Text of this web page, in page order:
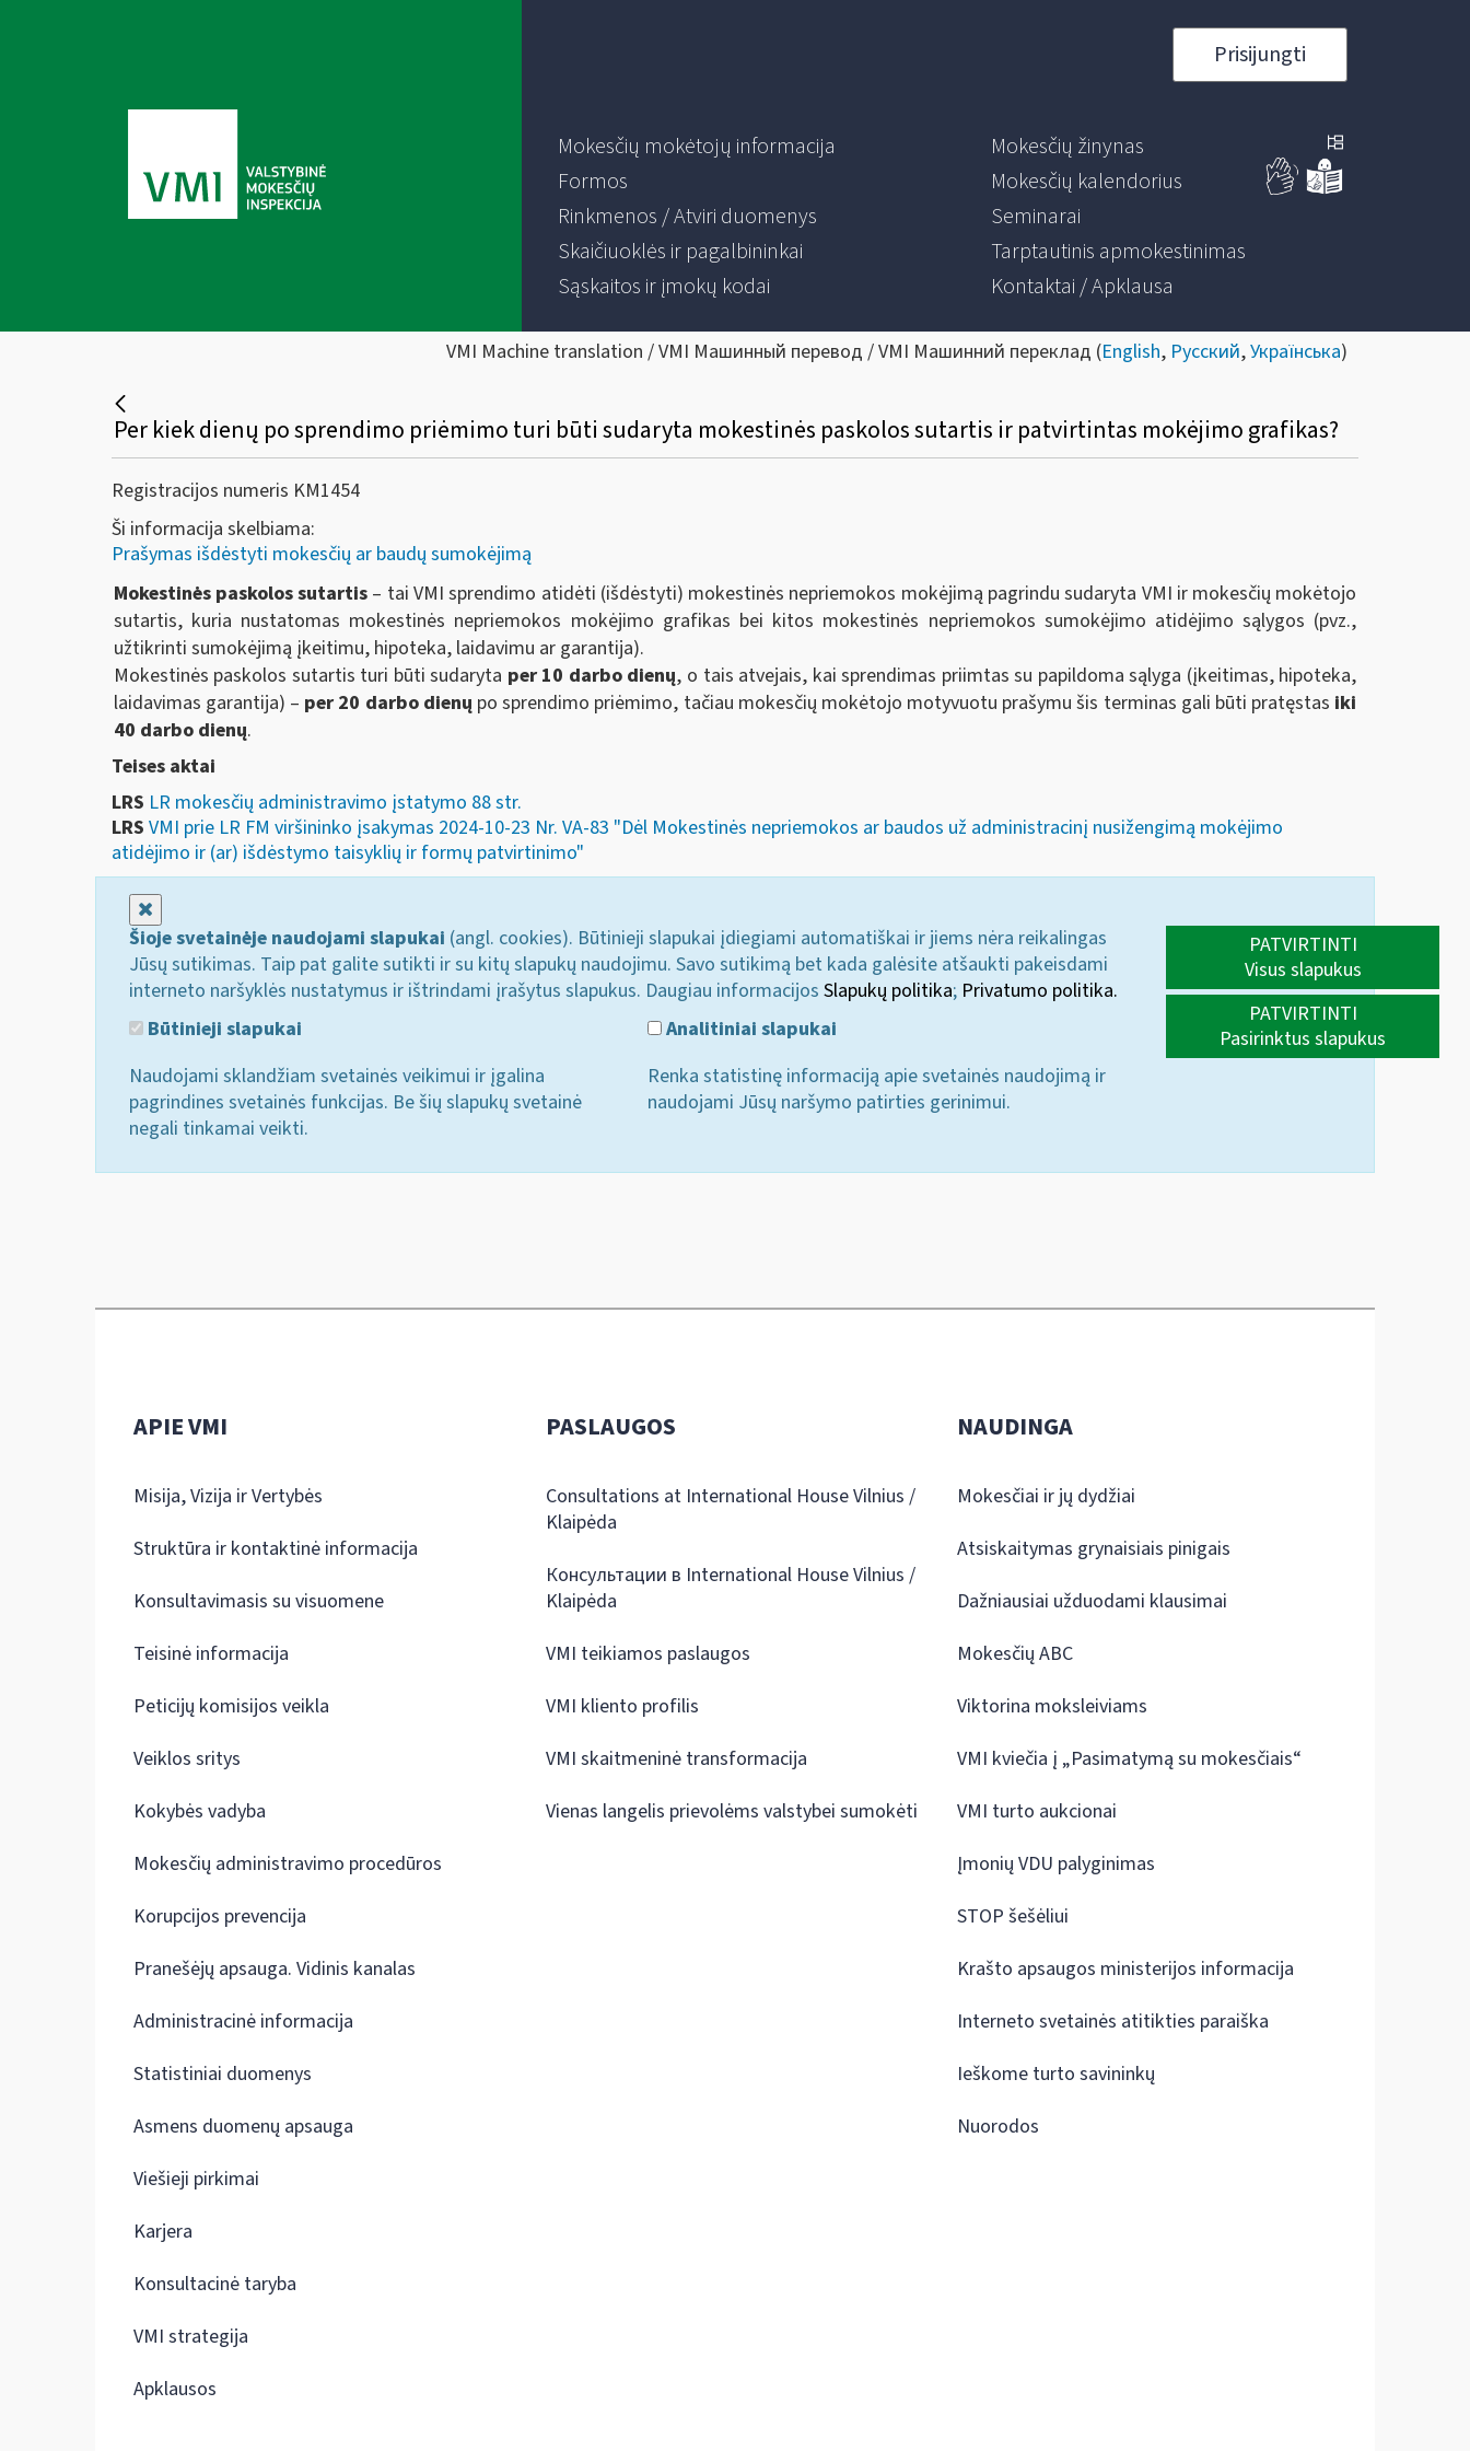
Prisijungti
Mokesčių mokėtojų informacija
Formos
Rinkmenos / Atviri duomenys
Skaičiuoklės ir pagalbininkai
Sąskaitos ir įmokų kodai
Mokesčių žinynas
Mokesčių kalendorius
Seminarai
Tarptautinis apmokestinimas
Kontaktai / Apklausa
VMI Machine translation / VMI Машинный перевод / VMI Машинний переклад (English, Русский,Українська)
Per kiek dienų po sprendimo priėmimo turi būti sudaryta mokestinės paskolos sutartis ir patvirtintas mokėjimo grafikas?
Registracijos numeris KM1454
Ši informacija skelbiama:
Prašymas išdėstyti mokesčių ar baudų sumokėjimą
Mokestinės paskolos sutartis – tai VMI sprendimo atidėti (išdėstyti) mokestinės nepriemokos mokėjimą pagrindu sudaryta VMI ir mokesčių mokėtojo
sutartis, kuria nustatomas mokestinės nepriemokos mokėjimo grafikas bei kitos mokestinės nepriemokos sumokėjimo atidėjimo sąlygos (pvz.,
užtikrinti sumokėjimą įkeitimu, hipoteka, laidavimu ar garantija).
Mokestinės paskolos sutartis turi būti sudaryta per 10 darbo dienų, o tais atvejais, kai sprendimas priimtas su papildoma sąlyga (įkeitimas, hipoteka,
laidavimas garantija) – per 20 darbo dienų po sprendimo priėmimo, tačiau mokesčių mokėtojo motyvuotu prašymu šis terminas gali būti pratęstas iki
40 darbo dienų.
Teises aktai
LRS LR mokesčių administravimo įstatymo 88 str.
LRS VMI prie LR FM viršininko įsakymas 2024-10-23 Nr. VA-83 "Dėl Mokestinės nepriemokos ar baudos už administracinį nusižengimą mokėjimo
atidėjimo ir (ar) išdėstymo taisyklių ir formų patvirtinimo"
Šioje svetainėje naudojami slapukai (angl. cookies). Būtinieji slapukai įdiegiami automatiškai ir jiems nėra reikalingas
Jūsų sutikimas. Taip pat galite sutikti ir su kitų slapukų naudojimu. Savo sutikimą bet kada galėsite atšaukti pakeisdami
interneto naršyklės nustatymus ir ištrindami įrašytus slapukus. Daugiau informacijos Slapukų politika; Privatumo politika.
Būtinieji slapukai
Naudojami sklandžiam svetainės veikimui ir įgalina
pagrindines svetainės funkcijas. Be šių slapukų svetainė
negali tinkamai veikti.
Analitiniai slapukai
Renka statistinę informaciją apie svetainės naudojimą ir
naudojami Jūsų naršymo patirties gerinimui.
PATVIRTINTI
Visus slapukus
PATVIRTINTI
Pasirinktus slapukus
APIE VMI
Misija, Vizija ir Vertybės
Struktūra ir kontaktinė informacija
Konsultavimasis su visuomene
Teisinė informacija
Peticijų komisijos veikla
Veiklos sritys
Kokybės vadyba
Mokesčių administravimo procedūros
Korupcijos prevencija
Pranešėjų apsauga. Vidinis kanalas
Administracinė informacija
Statistiniai duomenys
Asmens duomenų apsauga
Viešieji pirkimai
Karjera
Konsultacinė taryba
VMI strategija
Apklausos
PASLAUGOS
Consultations at International House Vilnius /
Klaipėda
Консультации в International House Vilnius /
Klaipėda
VMI teikiamos paslaugos
VMI kliento profilis
VMI skaitmeninė transformacija
Vienas langelis prievolėms valstybei sumokėti
NAUDINGA
Mokesčiai ir jų dydžiai
Atsiskaitymas grynaisiais pinigais
Dažniausiai užduodami klausimai
Mokesčių ABC
Viktorina moksleiviams
VMI kviečia į „Pasimatymą su mokesčiais“
VMI turto aukcionai
Įmonių VDU palyginimas
STOP šešėliui
Krašto apsaugos ministerijos informacija
Interneto svetainės atitikties paraiška
Ieškome turto savininkų
Nuorodos